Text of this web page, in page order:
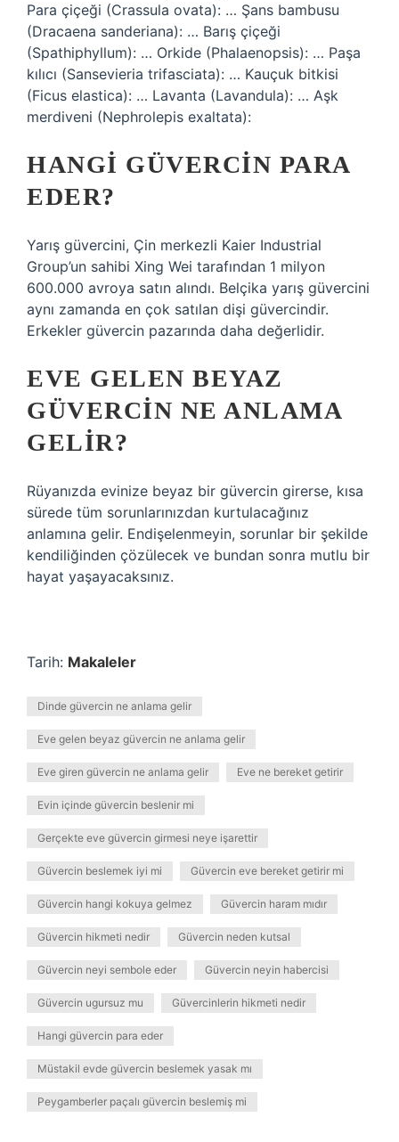
Para çiçeği (Crassula ovata): … Şans bambusu
(Dracaena sanderiana): … Barış çiçeği
(Spathiphyllum): … Orkide (Phalaenopsis): … Paşa
kılıcı (Sansevieria trifasciata): … Kauçuk bitkisi
(Ficus elastica): … Lavanta (Lavandula): … Aşk
merdiveni (Nephrolepis exaltata):
HANGI GÜVERCIN PARA
EDER?
Yarış güvercini, Çin merkezli Kaier Industrial
Group’un sahibi Xing Wei tarafından 1 milyon
600.000 avroya satın alındı. Belçika yarış güvercini
aynı zamanda en çok satılan dişi güvercindir.
Erkekler güvercin pazarında daha değerlidir.
EVE GELEN BEYAZ
GÜVERCIN NE ANLAMA
GELIR?
Rüyanızda evinize beyaz bir güvercin girerse, kısa
sürede tüm sorunlarınızdan kurtulacağınız
anlamına gelir. Endişelenmeyin, sorunlar bir şekilde
kendiliğinden çözülecek ve bundan sonra mutlu bir
hayat yaşayacaksınız.
Tarih: Makaleler
Dinde güvercin ne anlama gelir
Eve gelen beyaz güvercin ne anlama gelir
Eve giren güvercin ne anlama gelir Eve ne bereket getirir
Evin içinde güvercin beslenir mi
Gerçekte eve güvercin girmesi neye işarettir
Güvercin beslemek iyi mi Güvercin eve bereket getirir mi
Güvercin hangi kokuya gelmez Güvercin haram mıdır
Güvercin hikmeti nedir Güvercin neden kutsal
Güvercin neyi sembole eder Güvercin neyin habercisi
Güvercin ugursuz mu Güvercinlerin hikmeti nedir
Hangi güvercin para eder
Müstakil evde güvercin beslemek yasak mı
Peygamberler paçalı güvercin beslemiş mi